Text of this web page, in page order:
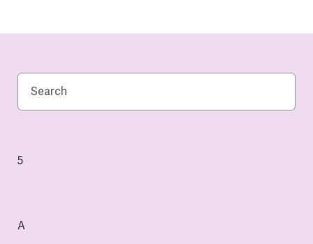
5
A